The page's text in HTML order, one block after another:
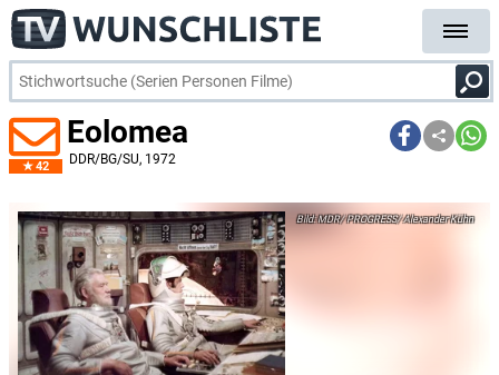
42
Eolomea
DDR/BG/SU, 1972
MDR/ PROGRESS/ Alexander Kühn